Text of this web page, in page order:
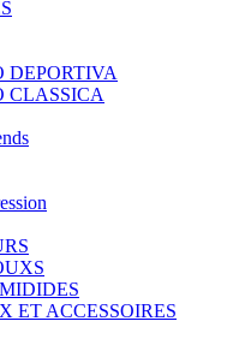
DEPORTIVA
CLASSICA
ET ACCESSOIRES